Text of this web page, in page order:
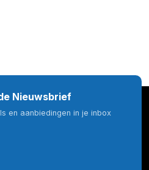
Nieuwsbrief
en aanbiedingen in je inbox